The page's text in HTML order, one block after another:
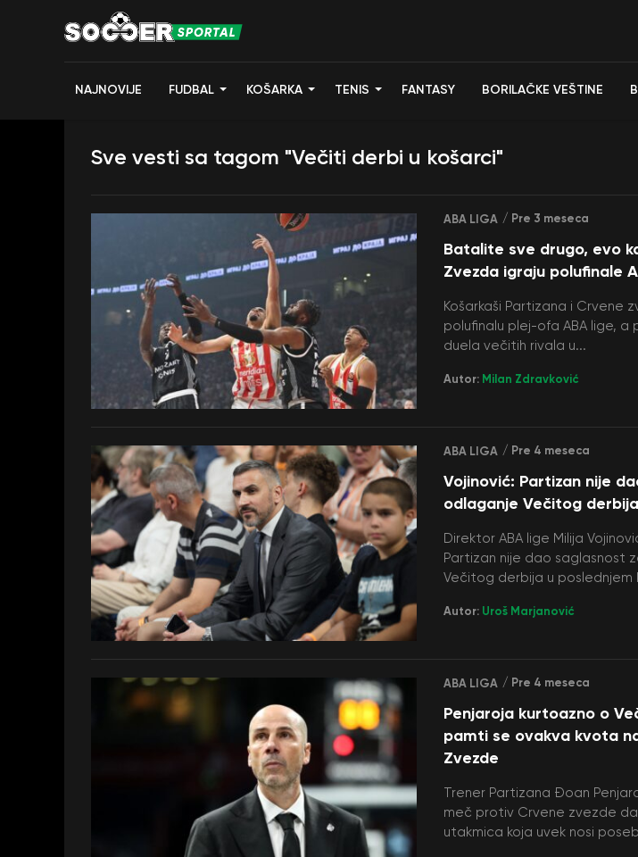
NAJNOVIJE FUDBAL KOŠARKA TENIS FANTASY BORILAČKE VEŠTINE
Sve vesti sa tagom "Večiti derbi u košarci"
ABA LIGA / Pre 3 meseca
Batalite sve drugo, evo
Zvezda igraju polufinale
Košarkaši Partizana i Crvene
polufinalu plej-ofa ABA lige, a
duela večitih rivala u...
Autor: Milan Zdravković
ABA LIGA / Pre 4 meseca
Vojinović: Partizan nije
odlaganje Večitog derbija
Direktor ABA lige Milija
Partizan nije dao saglasnost
Večitog derbija u poslednjem
Autor: Uroš Marjanović
ABA LIGA / Pre 4 meseca
Penjaroja kurtoazno o
pamti se ovakva kvota
Zvezde
Trener Partizana Đoan
meč protiv Crvene zvezde
utakmica koja uvek nosi